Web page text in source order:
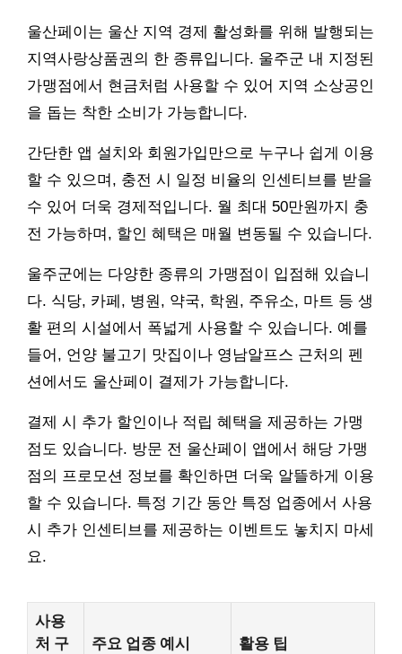
울산페이는 울산 지역 경제 활성화를 위해 발행되는
지역사랑상품권의 한 종류입니다. 울주군 내 지정된
가맹점에서 현금처럼 사용할 수 있어 지역 소상공인
을 돕는 착한 소비가 가능합니다.
간단한 앱 설치와 회원가입만으로 누구나 쉽게 이용
할 수 있으며, 충전 시 일정 비율의 인센티브를 받을
수 있어 더욱 경제적입니다. 월 최대 50만원까지 충
전 가능하며, 할인 혜택은 매월 변동될 수 있습니다.
울주군에는 다양한 종류의 가맹점이 입점해 있습니
다. 식당, 카페, 병원, 약국, 학원, 주유소, 마트 등 생
활 편의 시설에서 폭넓게 사용할 수 있습니다. 예를
들어, 언양 불고기 맛집이나 영남알프스 근처의 펜
션에서도 울산페이 결제가 가능합니다.
결제 시 추가 할인이나 적립 혜택을 제공하는 가맹
점도 있습니다. 방문 전 울산페이 앱에서 해당 가맹
점의 프로모션 정보를 확인하면 더욱 알뜰하게 이용
할 수 있습니다. 특정 기간 동안 특정 업종에서 사용
시 추가 인센티브를 제공하는 이벤트도 놓치지 마세
요.
사용
처 구
주요 업종 예시 활용 팁